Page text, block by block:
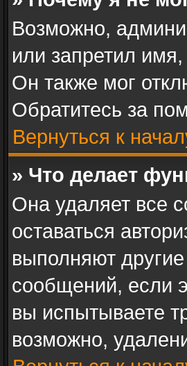
Возможно,
или запретил
Он также мог
Обратитесь за
Вернуться к
» Что делает
Она удаляет все
оставаться
выполняют
сообщений, если
вы испытываете
возможно,